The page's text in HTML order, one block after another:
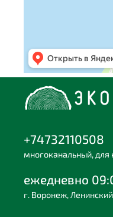
+74732110508
многоканальный, для
ежедневно
г. Воронеж,